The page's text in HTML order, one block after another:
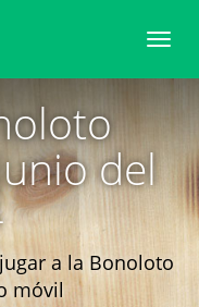
del
a la Bonoloto
móvil